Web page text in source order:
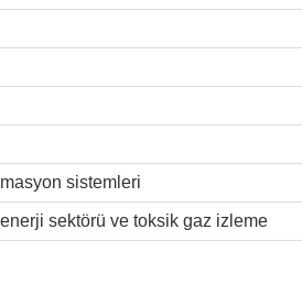
sistemleri
sektörü ve toksik gaz izleme